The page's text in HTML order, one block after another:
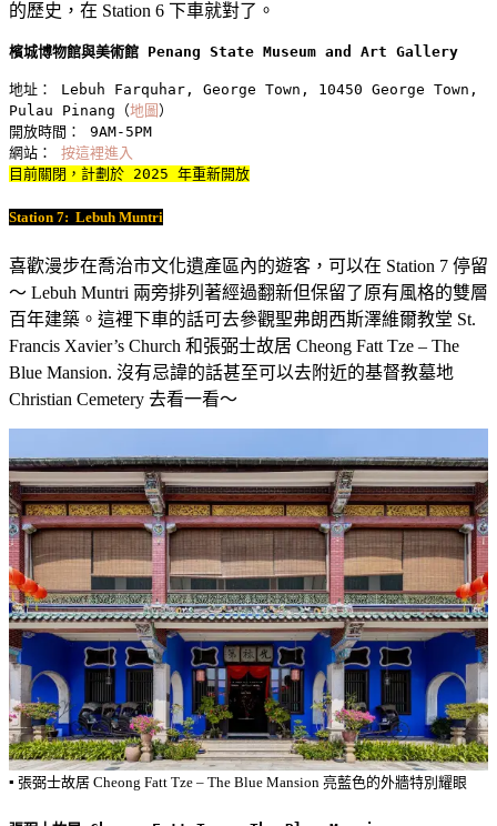
的歷史，在 Station 6 下車就對了。
檳城博物館與美術館 Penang State Museum and Art Gallery
地址： Lebuh Farquhar, George Town, 10450 George Town,
Pulau Pinang（地圖 ）
開放時間： 9AM-5PM
網站： 按這裡進入
目前關閉，計劃於 2025 年重新開放
Station 7: Lebuh Muntri
喜歡漫步在喬治市文化遺產區內的遊客，可以在 Station 7 停留
～ Lebuh Muntri 兩旁排列著經過翻新但保留了原有風格的雙層
百年建築。這裡下車的話可去參觀聖弗朗西斯澤維爾教堂 St.
Francis Xavier’s Church 和張弼士故居 Cheong Fatt Tze – The
Blue Mansion. 沒有忌諱的話甚至可以去附近的基督教墓地
Christian Cemetery 去看一看～
▪️ 張弼士故居 Cheong Fatt Tze – The Blue Mansion 亮藍色的外牆特別耀眼